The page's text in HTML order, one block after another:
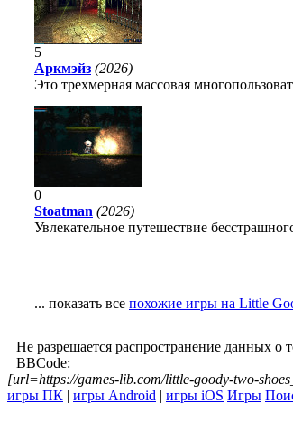
5
Аркмэйз (2026)
Это трехмерная массовая
0
Stoatman (2026)
Увлекательное путешествие
... показать все похожие игры на Little
Не разрешается распространение данных о
BBCode:
[url=https://games-lib.com/little-goody-two-
игры ПК | игры Android | игры iOS Игры